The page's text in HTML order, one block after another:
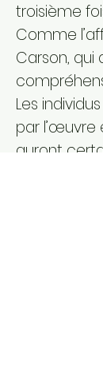
troisième
Comme
Carson,
Les
par l’œuvre
auront